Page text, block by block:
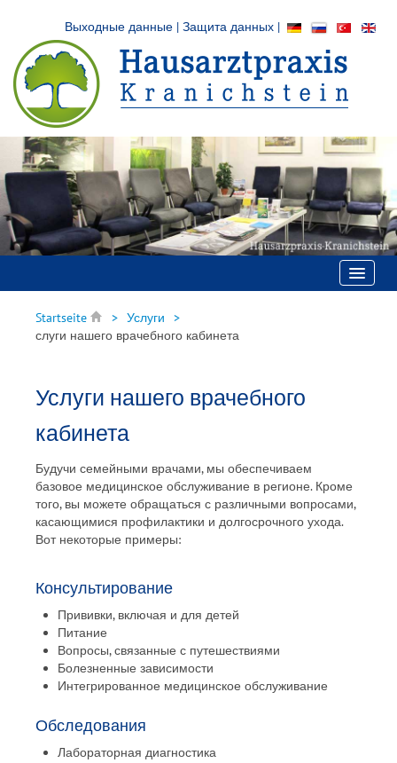
Выходные данные | Защита данных |
Врачебный кабинет
Коллектив
Сервис
Как добраться и контакты
Startseite
Услуги
слуги нашего врачебного кабинета
Услуги нашего врачебного
кабинета
Будучи семейными врачами, мы обеспечиваем
базовое медицинское обслуживание в регионе. Кроме
того, вы можете обращаться с различными вопросами,
касающимися профилактики и долгосрочного ухода.
Вот некоторые примеры:
Консультирование
Прививки, включая и для детей
Питание
Вопросы, связанные с путешествиями
Болезненные зависимости
Интегрированное медицинское обслуживание
Обследования
Лабораторная диагностика